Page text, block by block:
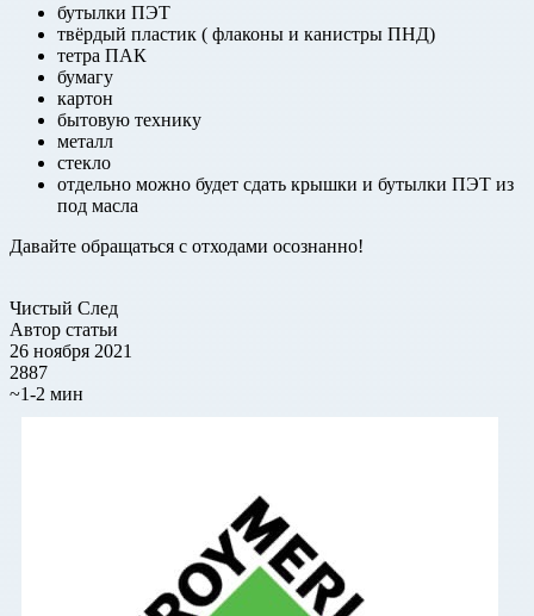
бутылки ПЭТ
твёрдый пластик ( флаконы и канистры ПНД)
тетра ПАК
бумагу
картон
бытовую технику
металл
стекло
отдельно можно будет сдать крышки и бутылки ПЭТ из
под масла
Давайте обращаться с отходами осознанно!
Чистый След
Автор статьи
26 ноября 2021
2887
~1-2 мин